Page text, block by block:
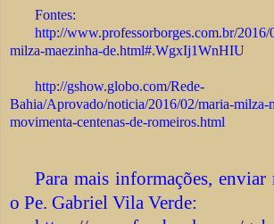
Fontes:
http://www.professorborges.com.br/
milza-maezinha-de.html#.WgxIj1WnHIU
http://gshow.globo.com/Rede-
Bahia/Aprovado/noticia/2016/02/maria-milza-
movimenta-centenas-de-romeiros.html
Para mais informações, enviar
o Pe. Gabriel Vila Verde: